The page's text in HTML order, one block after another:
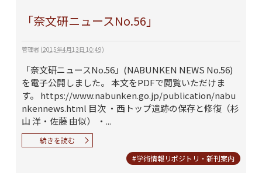
「奈文研ニュースNo.56」
管理者(2015年4月13日 10:49)
「奈文研ニュースNo.56」(NABUNKEN NEWS No.56)
を電子公開しました。 本文をPDFで閲覧いただけま
す。 https://www.nabunken.go.jp/publication/nabu
nkennews.html 目次 ・西トップ遺跡の保存と修復（杉
山 洋・佐藤 由似） ・...
続きを読む
#学術情報リポジトリ・新刊案内